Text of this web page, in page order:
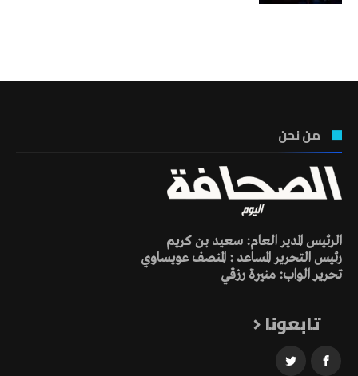
من نحن
الرئيس المدير العام: سعيد بن كريم
رئيس التحرير المساعد : المنصف عويساوي
تحرير الواب: منيرة رزقي
تابعونا